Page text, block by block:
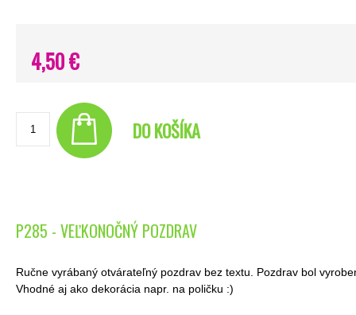
4,50 €
DO KOŠÍKA
P285 - VEĽKONOČNÝ POZDRAV
Ručne vyrábaný otvárateľný pozdrav bez textu. Pozdrav bol
Vhodné aj ako dekorácia napr. na poličku :)